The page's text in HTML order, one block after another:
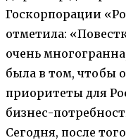
Госкорпорации
отметила:
очень
была в том, чтобы
приоритеты для
бизнес-
Сегодня, после